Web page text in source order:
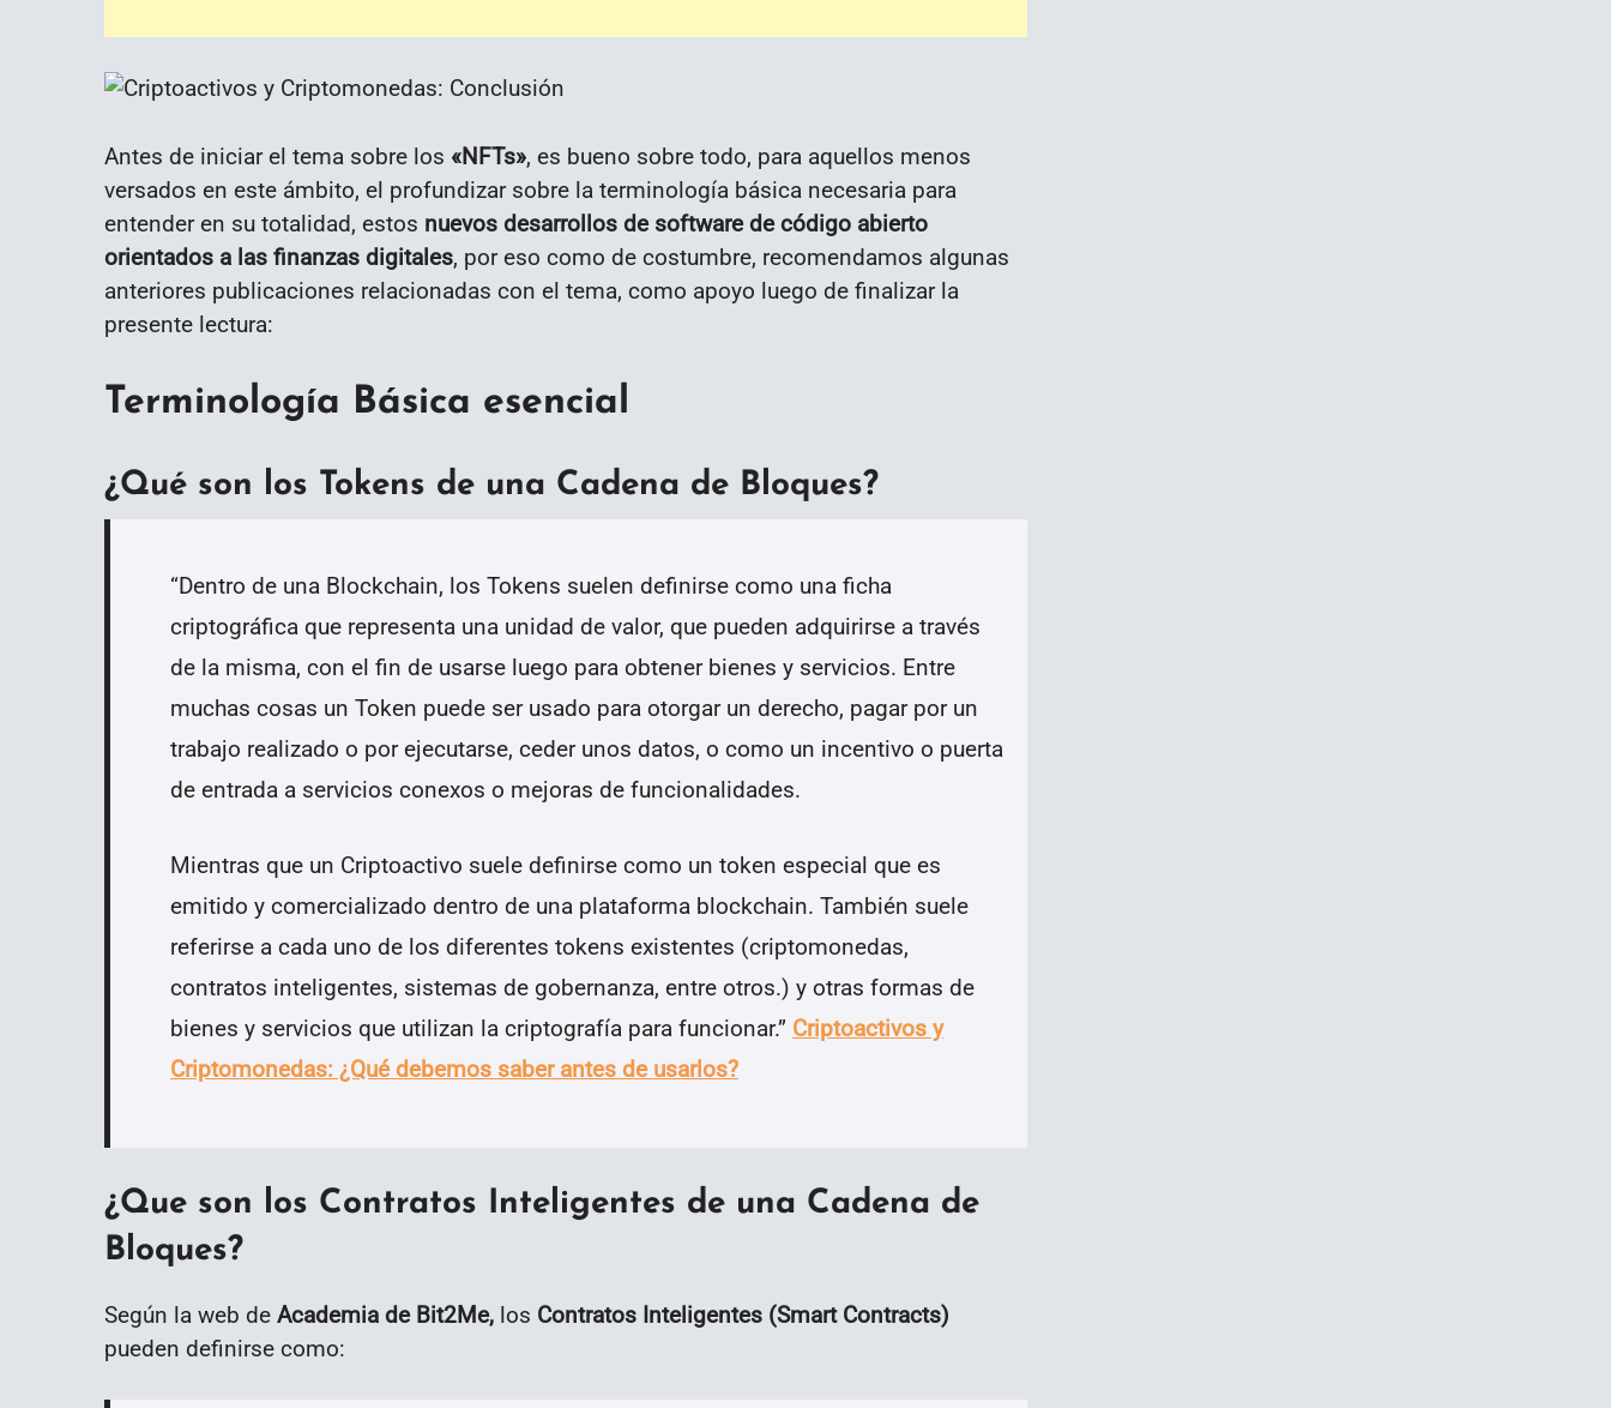
Antes de iniciar el tema sobre los «NFTs», es bueno sobre todo, para aquellos menos
versados en este ámbito, el profundizar sobre la terminología básica necesaria para
entender en su totalidad, estos nuevos desarrollos de software de código abierto
orientados a las finanzas digitales, por eso como de costumbre, recomendamos algunas
anteriores publicaciones relacionadas con el tema, como apoyo luego de finalizar la
presente lectura:
Terminología Básica esencial
¿Qué son los Tokens de una Cadena de Bloques?
“Dentro de una Blockchain, los Tokens suelen definirse como una ficha
criptográfica que representa una unidad de valor, que pueden adquirirse a través
de la misma, con el fin de usarse luego para obtener bienes y servicios. Entre
muchas cosas un Token puede ser usado para otorgar un derecho, pagar por un
trabajo realizado o por ejecutarse, ceder unos datos, o como un incentivo o puerta
de entrada a servicios conexos o mejoras de funcionalidades.
Mientras que un Criptoactivo suele definirse como un token especial que es
emitido y comercializado dentro de una plataforma blockchain. También suele
referirse a cada uno de los diferentes tokens existentes (criptomonedas,
contratos inteligentes, sistemas de gobernanza, entre otros.) y otras formas de
bienes y servicios que utilizan la criptografía para funcionar.” Criptoactivos y
Criptomonedas: ¿Qué debemos saber antes de usarlos?
¿Que son los Contratos Inteligentes de una Cadena de
Bloques?
Según la web de Academia de Bit2Me, los Contratos Inteligentes (Smart Contracts)
pueden definirse como: